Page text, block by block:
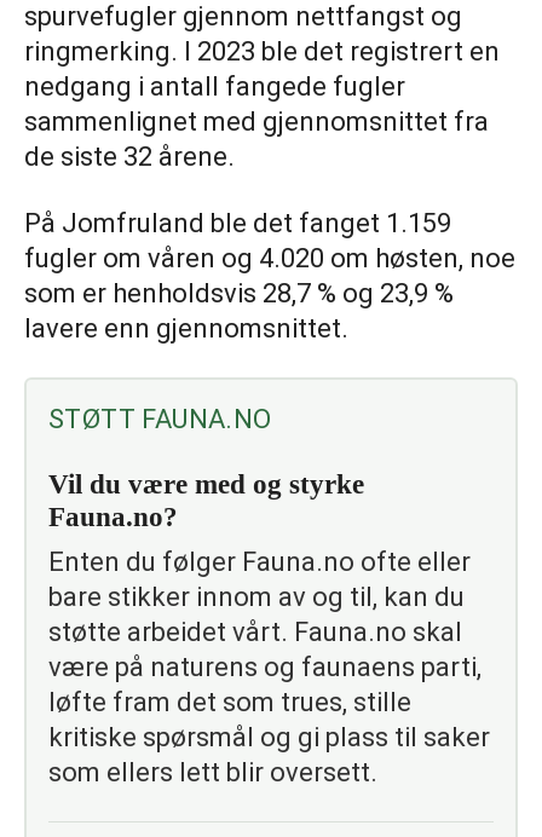
spurvefugler gjennom nettfangst og
ringmerking. I 2023 ble det registrert en
nedgang i antall fangede fugler
sammenlignet med gjennomsnittet fra
de siste 32 årene.
På Jomfruland ble det fanget 1.159
fugler om våren og 4.020 om høsten, noe
som er henholdsvis 28,7 % og 23,9 %
lavere enn gjennomsnittet.
STØTT FAUNA.NO
Vil du være med og styrke
Fauna.no?
Enten du følger Fauna.no ofte eller
bare stikker innom av og til, kan du
støtte arbeidet vårt. Fauna.no skal
være på naturens og faunaens parti,
løfte fram det som trues, stille
kritiske spørsmål og gi plass til saker
som ellers lett blir oversett.